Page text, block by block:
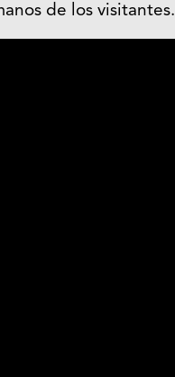
de los visitantes.